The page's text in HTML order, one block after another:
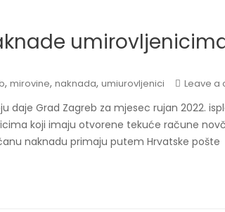
, mirovine, naknada, umiurovljenici Leave a
daje Grad Zagreb za mjesec rujan 2022.
koji imaju otvorene tekuće račune
naknadu primaju putem Hrvatske pošte